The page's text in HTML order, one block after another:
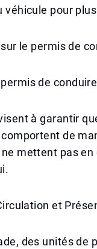
véhicule pour
le permis de
de conduire
à garantir
de
mettent pas en
et
des unités de